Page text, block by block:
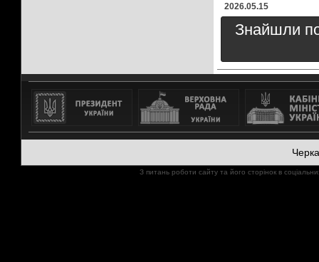
2026.05.15
Знайшли
З питань роботи сайту та його сторінок в